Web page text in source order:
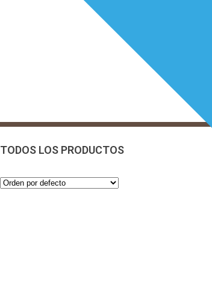
TODOS LOS PRODUCTOS